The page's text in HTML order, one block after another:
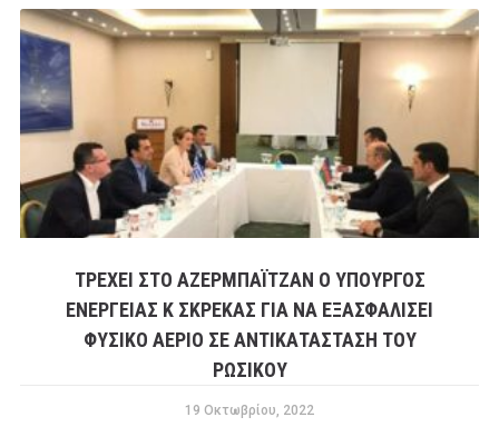
ΤΡΕΧΕΙ ΣΤΟ ΑΖΕΡΜΠΑΪΤΖΑΝ Ο ΥΠΟΥΡΓΟΣ
ΕΝΕΡΓΕΙΑΣ Κ ΣΚΡΕΚΑΣ ΓΙΑ ΝΑ ΕΞΑΣΦΑΛΙΣΕΙ
ΦΥΣΙΚΟ ΑΕΡΙΟ ΣΕ ΑΝΤΙΚΑΤΑΣΤΑΣΗ ΤΟΥ
ΡΩΣΙΚΟΥ
19 Οκτωβρίου, 2022